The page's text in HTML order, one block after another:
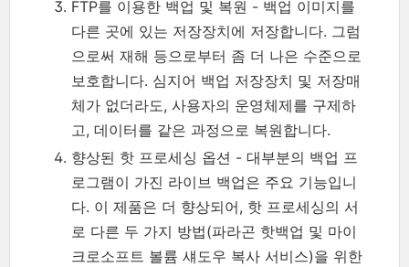
FTP를 이용한 백업 및 복원 - 백업 이미지를
다른 곳에 있는 저장장치에 저장합니다. 그럼
으로써 재해 등으로부터 좀 더 나은 수준으로
보호합니다. 심지어 백업 저장장치 및 저장매
체가 없더라도, 사용자의 운영체제를 구제하
고, 데이터를 같은 과정으로 복원합니다.
향상된 핫 프로세싱 옵션 - 대부분의 백업 프
로그램이 가진 라이브 백업은 주요 기능입니
다. 이 제품은 더 향상되어, 핫 프로세싱의 서
로 다른 두 가지 방법(파라곤 핫백업 및 마이
크로소프트 볼륨 섀도우 복사 서비스)을 위한